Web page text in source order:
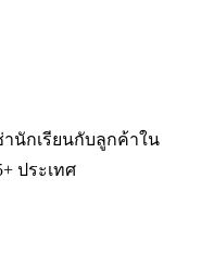
ซ่านักเรียนกับลูกค้าใน
ประเทศ